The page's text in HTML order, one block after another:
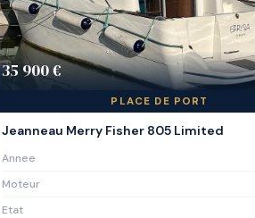
35 900 €
PLACE DE PORT
Jeanneau Merry Fisher 805 Limited
Annee
Moteur
Etat